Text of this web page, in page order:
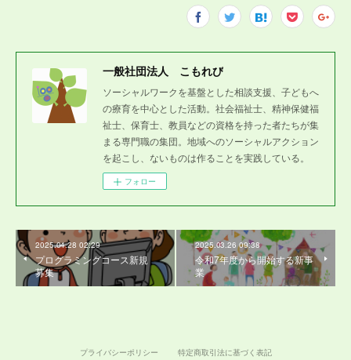
一般社団法人 こもれび
ソーシャルワークを基盤とした相談支援、子どもへ
の療育を中心とした活動。社会福祉士、精神保健福
祉士、保育士、教員などの資格を持った者たちが集
まる専門職の集団。地域へのソーシャルアクション
を起こし、ないものは作ることを実践している。
フォロー
2025.04.28 02:29
プログラミングコース新規
募集
2025.03.26 09:38
令和7年度から開始する新事
業
プライバシーポリシー 特定商取引法に基づく表記